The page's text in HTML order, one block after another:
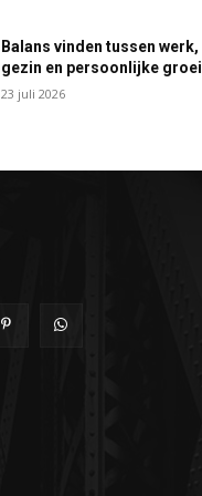
Balans vinden tussen werk,
gezin en persoonlijke groei
23 juli 2026